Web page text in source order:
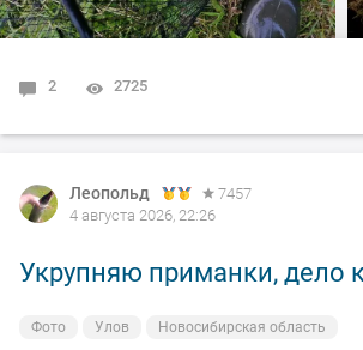
2 2725
Леопольд
7457
4 августа 2026, 22:26
Укрупняю приманки, дело
Фото Улов Новосибирская область